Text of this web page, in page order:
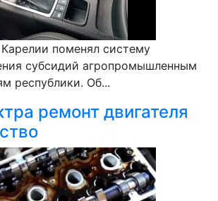
поменял систему
субсидий агропромышленным
республики. Об...
ремонт двигателя